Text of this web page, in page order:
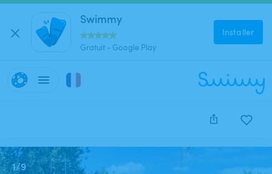
Swimmy
Gratuit - Google Play
Installer
Cette annonce est close et ne peut être réservée.
1/9